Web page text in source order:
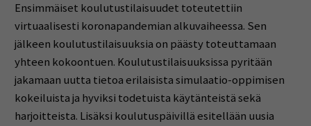
Ensimmäiset koulutustilaisuudet toteutettiin
virtuaalisesti koronapandemian alkuvaiheessa. Sen
jälkeen koulutustilaisuuksia on päästy toteuttamaan
yhteen kokoontuen. Koulutustilaisuuksissa pyritään
jakamaan uutta tietoa erilaisista simulaatio-oppimisen
kokeiluista ja hyviksi todetuista käytänteistä sekä
harjoitteista. Lisäksi koulutuspäivillä esitellään uusia